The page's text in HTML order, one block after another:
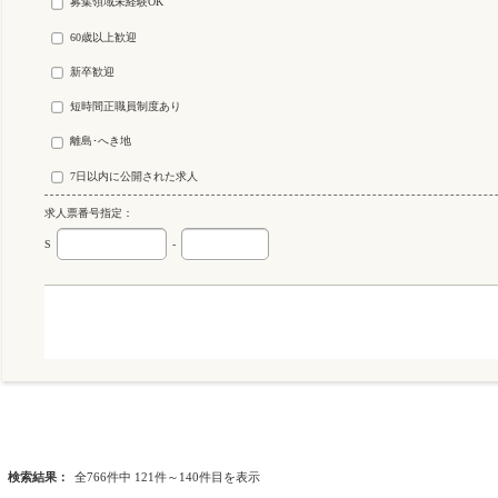
60歳以上歓迎
新卒歓迎
短時間正職員制度あり
離島･へき地
7日以内に公開された求人
求人票番号指定：
S -
検索結果： 全766件中 121件～140件目を表示